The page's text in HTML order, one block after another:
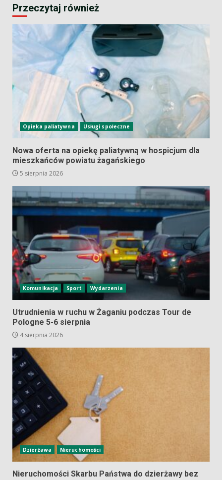
Przeczytaj również
Opieka paliatywna Usługi społeczne
Nowa oferta na opiekę paliatywną w hospicjum dla
mieszkańców powiatu żagańskiego
5 sierpnia 2026
Komunikacja Sport Wydarzenia
Utrudnienia w ruchu w Żaganiu podczas Tour de
Pologne 5-6 sierpnia
4 sierpnia 2026
Dzierżawa Nieruchomości
Nieruchomości Skarbu Państwa do dzierżawy bez